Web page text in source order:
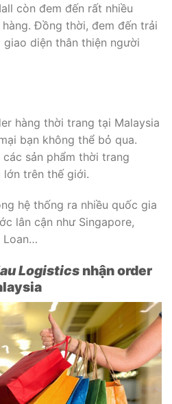
còn đem đến rất nhiều
Đồng thời, đem đến trải
diện thân thiện người
hàng thời trang tại Malaysia
bạn không thể bỏ qua.
sản phẩm thời trang
lớn trên thế giới.
hệ thống ra nhiều quốc gia
lân cận như Singapore,
Loan…
Logistics nhận order